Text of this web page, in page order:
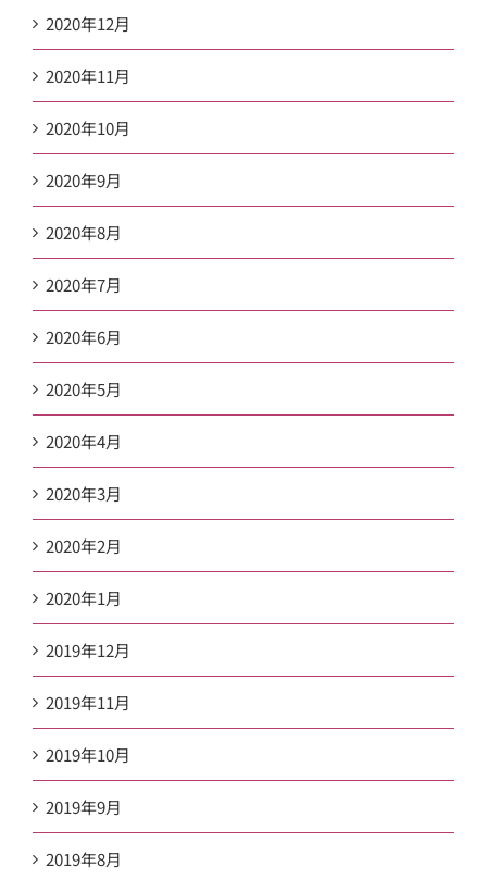
2020年12月
2020年11月
2020年10月
2020年9月
2020年8月
2020年7月
2020年6月
2020年5月
2020年4月
2020年3月
2020年2月
2020年1月
2019年12月
2019年11月
2019年10月
2019年9月
2019年8月